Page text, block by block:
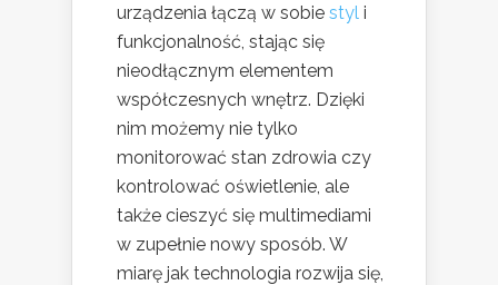
urządzenia łączą w sobie styl i
funkcjonalność, stając się
nieodłącznym elementem
współczesnych wnętrz. Dzięki
nim możemy nie tylko
monitorować stan zdrowia czy
kontrolować oświetlenie, ale
także cieszyć się multimediami
w zupełnie nowy sposób. W
miarę jak technologia rozwija się,